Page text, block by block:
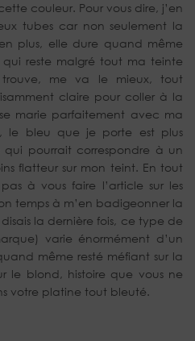
couleur. Pour vous dire, j’en
tubes car non seulement la
plus, elle dure quand même
qui reste malgré tout ma teinte
me va le mieux, tout
claire pour coller à la
marie parfaitement avec ma
le bleu que je porte est plus
pourrait correspondre à un
flatteur sur mon teint. En tout
à vous faire l’article sur les
temps à m’en badigeonner la
la dernière fois, ce type de
varie énormément d’un
même resté méfiant sur la
le blond, histoire que vous ne
votre platine tout bleuté.